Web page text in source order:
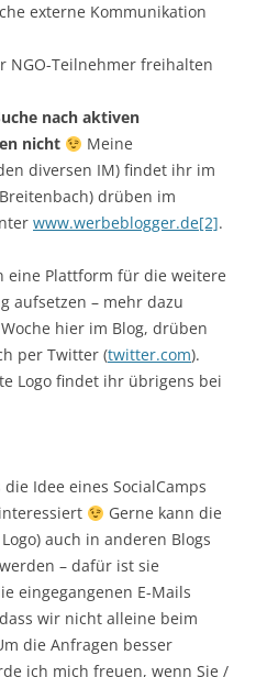
externe Kommunikation
NGO-Teilnehmer freihalten
nach aktiven
nicht
Meine
diversen IM) findet ihr im
drüben im
www.werbeblogger.de[2].
eine Plattform für die weitere
aufsetzen – mehr dazu
hier im Blog, drüben
per Twitter (twitter.com).
Logo findet ihr übrigens bei
Idee eines SocialCamps
Gerne kann die
auch in anderen Blogs
– dafür ist sie
eingegangenen E-Mails
wir nicht alleine beim
die Anfragen besser
ich mich freuen, wenn Sie /